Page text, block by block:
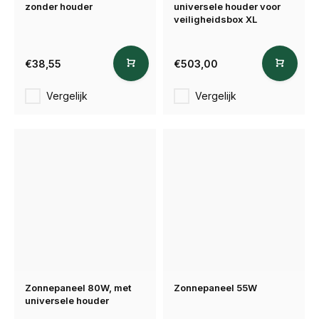
zonder houder
€38,55
Vergelijk
universele houder voor
veiligheidsbox XL
€503,00
Vergelijk
Zonnepaneel 80W, met
universele houder
Zonnepaneel 55W